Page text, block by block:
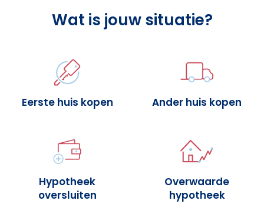
Wat is jouw situatie?
Eerste huis kopen Ander huis kopen
Hypotheek
oversluiten
Overwaarde
hypotheek